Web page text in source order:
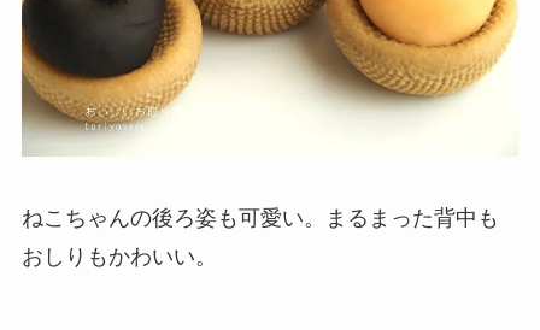
ねこちゃんの後ろ姿も可愛い。まるまった背中も
おしりもかわいい。